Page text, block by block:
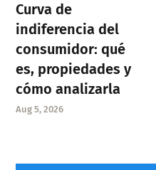
Curva de
indiferencia del
consumidor: qué
es, propiedades y
cómo analizarla
Aug 5, 2026